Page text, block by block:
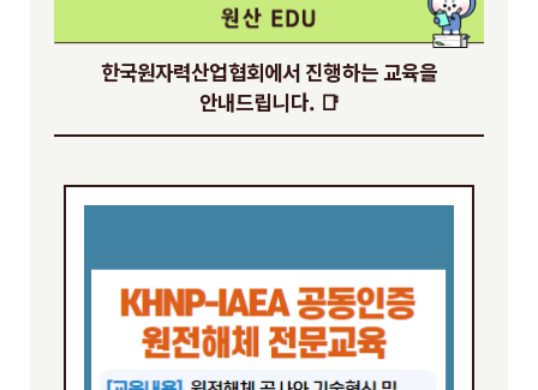
한국원자력산업협회에서 진행하는 교육을
안내드립니다. 📑